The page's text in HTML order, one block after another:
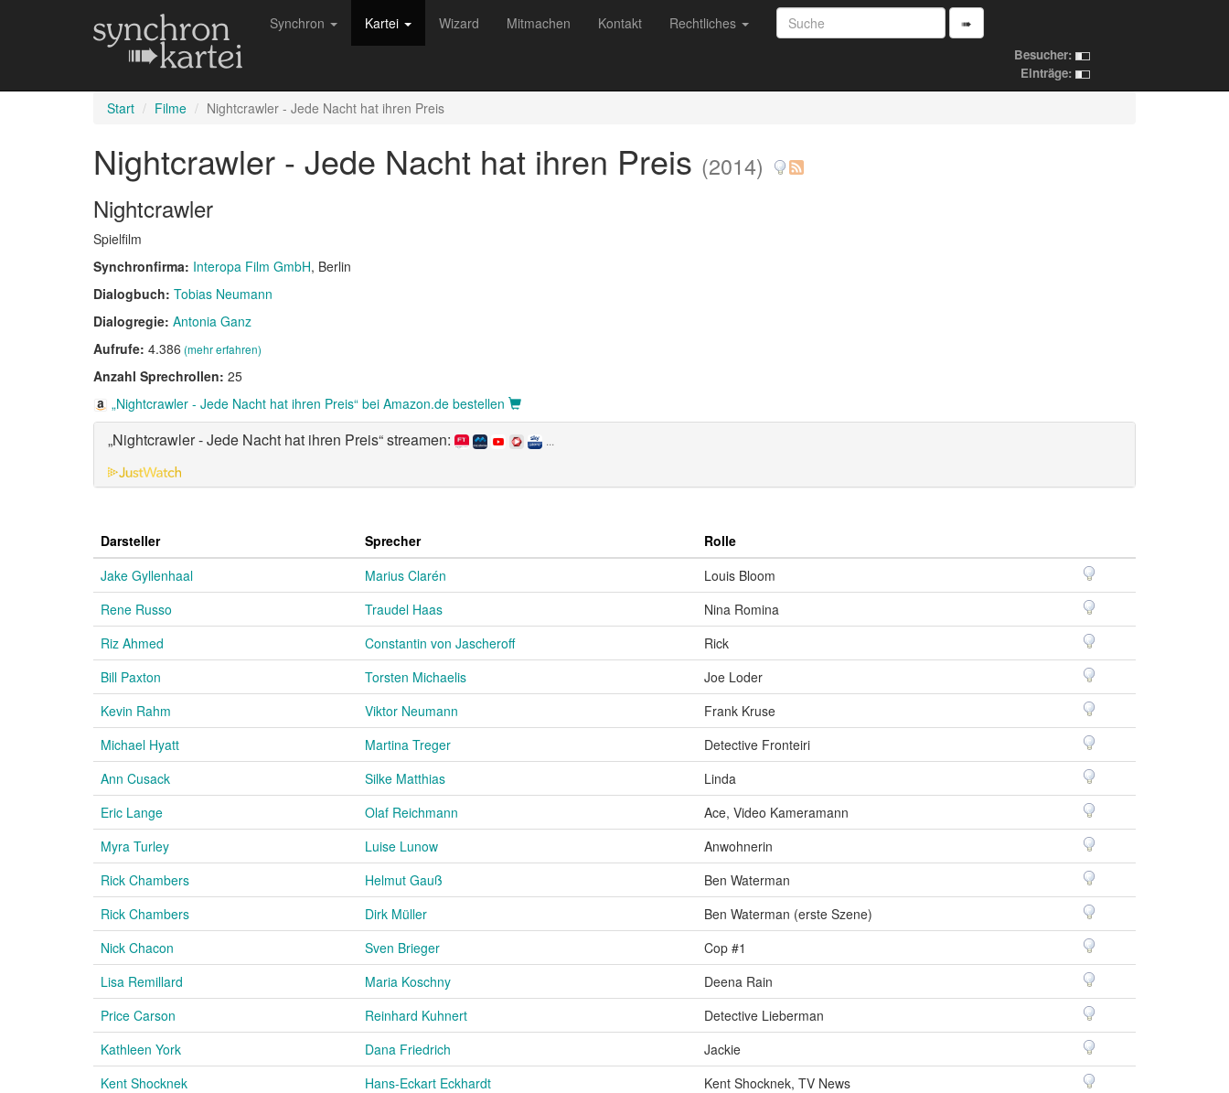
Synchron Kartei Wizard Mitmachen Kontakt Rechtliches ➠
Besucher:
Einträge:
Start Filme Nightcrawler - Jede Nacht hat ihren Preis
Nightcrawler - Jede Nacht hat ihren Preis (2014)
Nightcrawler
Spielfilm
Synchronfirma: Interopa Film GmbH, Berlin
Dialogbuch: Tobias Neumann
Dialogregie: Antonia Ganz
Aufrufe: 4.386 (mehr erfahren)
Anzahl Sprechrollen: 25
„Nightcrawler - Jede Nacht hat ihren Preis“ bei Amazon.de bestellen
„Nightcrawler - Jede Nacht hat ihren Preis“ streamen: ...
Darsteller Sprecher
Rolle
Jake Gyllenhaal
Marius Clarén
Louis Bloom
Rene Russo
Traudel Haas
Nina Romina
Riz Ahmed
Constantin von Jascheroff
Rick
Bill Paxton
Torsten Michaelis
Joe Loder
Kevin Rahm
Viktor Neumann
Frank Kruse
Michael Hyatt
Martina Treger
Detective Fronteiri
Ann Cusack
Silke Matthias
Linda
Eric Lange
Olaf Reichmann
Ace, Video Kameramann
Myra Turley
Luise Lunow
Anwohnerin
Rick Chambers
Helmut Gauß
Ben Waterman
Rick Chambers
Dirk Müller
Ben Waterman (erste Szene)
Nick Chacon
Sven Brieger
Cop #1
Lisa Remillard
Maria Koschny
Deena Rain
Price Carson
Reinhard Kuhnert
Detective Lieberman
Kathleen York
Dana Friedrich
Jackie
Kent Shocknek
Hans-Eckart Eckhardt
Kent Shocknek, TV News